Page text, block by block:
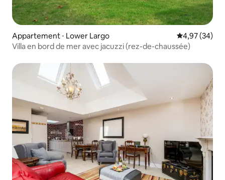
Appartement ⋅ Lower Largo Évaluation
4,97 (34)
Villa en bord de mer avec jacuzzi (rez-de-chaussée)